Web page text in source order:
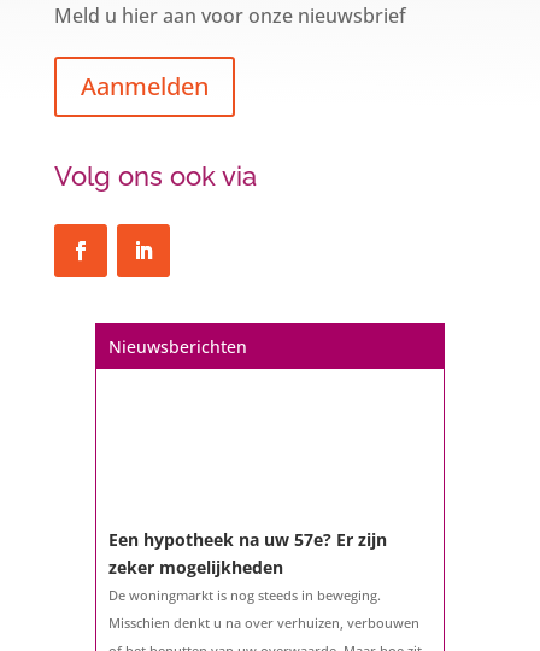
Meld u hier aan voor onze nieuwsbrief
Aanmelden
Volg ons ook via
Nieuwsberichten
Een hypotheek na uw 57e? Er zijn
zeker mogelijkheden
De woningmarkt is nog steeds in beweging.
Misschien denkt u na over verhuizen, verbouwen